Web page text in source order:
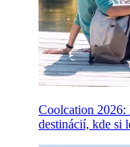
Coolcation
destinácií, kde si